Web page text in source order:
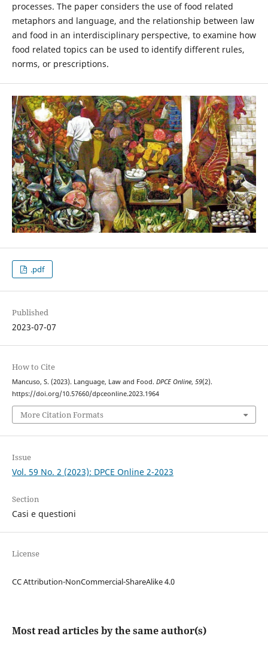
processes. The paper considers the use of food related
metaphors and language, and the relationship between law
and food in an interdisciplinary perspective, to examine how
food related topics can be used to identify different rules,
norms, or prescriptions.
.pdf
Published
2023-07-07
How to Cite
Mancuso, S. (2023). Language, Law and Food. DPCE Online, 59(2).
https://doi.org/10.57660/dpceonline.2023.1964
More Citation Formats
Issue
Vol. 59 No. 2 (2023): DPCE Online 2-2023
Section
Casi e questioni
License
CC Attribution-NonCommercial-ShareAlike 4.0
Most read articles by the same author(s)